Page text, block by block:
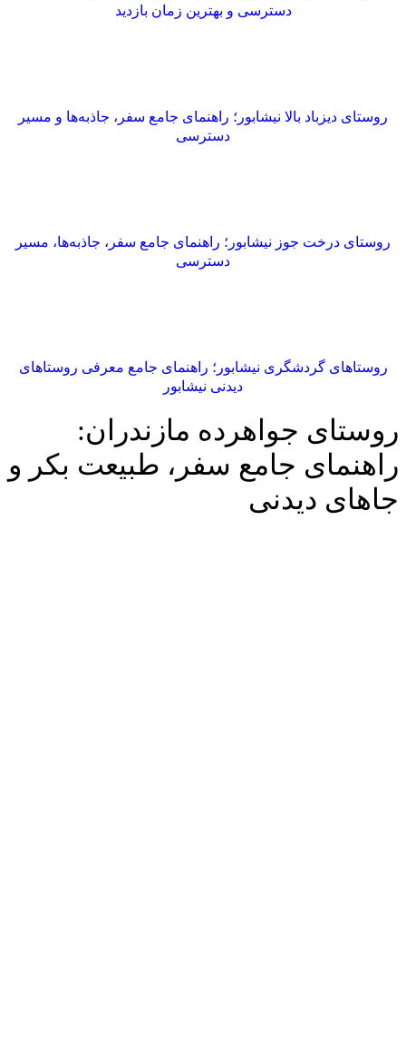
دسترسی و بهترین زمان بازدید
روستای دیزباد بالا نیشابور؛ راهنمای جامع سفر، جاذبه‌ها و مسیر
دسترسی
روستای درخت جوز نیشابور؛ راهنمای جامع سفر، جاذبه‌ها، مسیر
دسترسی
روستاهای گردشگری نیشابور؛ راهنمای جامع معرفی روستاهای
دیدنی نیشابور
روستای جواهرده مازندران:
راهنمای جامع سفر، طبیعت بکر و
جاهای دیدنی